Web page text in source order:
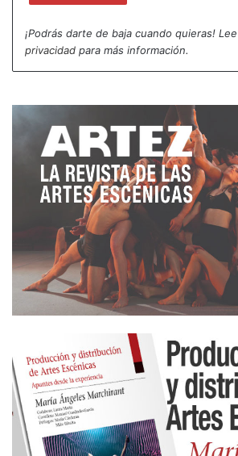
¡Podrás darte de baja cuando quieras!
privacidad para más información.